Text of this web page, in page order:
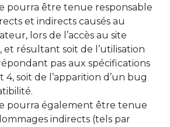
pourra être tenue responsable
et indirects causés au
lors de l’accès au site
, et résultant soit de l’utilisation
pas aux spécifications
soit de l’apparition d’un bug
pourra également être tenue
indirects (tels par